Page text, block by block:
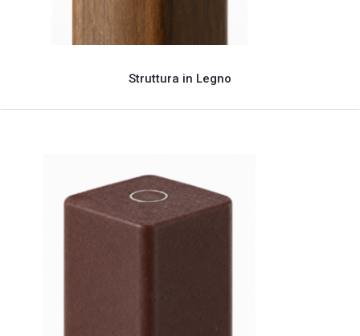
Struttura in Legno